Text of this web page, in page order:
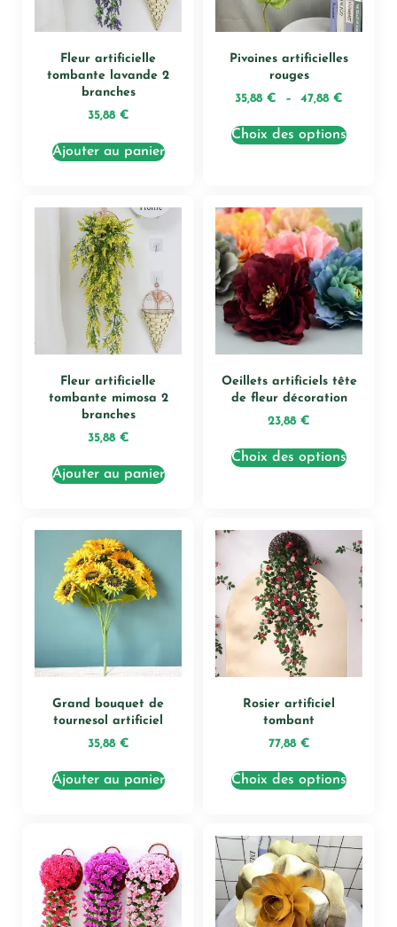
Fleur artificielle
tombante lavande 2
branches
35,88 €
Ajouter au panier
Pivoines artificielles
rouges
35,88 € – 47,88 €
Choix des options
Fleur artificielle
tombante mimosa 2
branches
35,88 €
Ajouter au panier
Oeillets artificiels tête
de fleur décoration
23,88 €
Choix des options
Grand bouquet de
tournesol artificiel
35,88 €
Ajouter au panier
Rosier artificiel
tombant
77,88 €
Choix des options